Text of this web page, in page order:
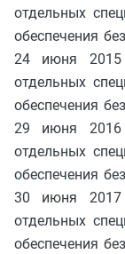
отдельных
обеспечения
24 июня
отдельных
обеспечения
29 июня
отдельных
обеспечения
30 июня 2017
отдельных
обеспечения